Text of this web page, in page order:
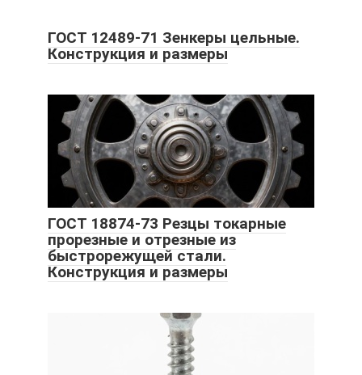
ГОСТ 12489-71 Зенкеры цельные.
Конструкция и размеры
ГОСТ 18874-73 Резцы токарные
прорезные и отрезные из
быстрорежущей стали.
Конструкция и размеры